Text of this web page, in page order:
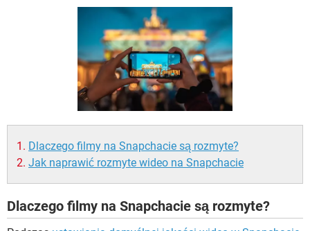
Dlaczego filmy na Snapchacie są rozmyte?
Jak naprawić rozmyte wideo na Snapchacie
Dlaczego filmy na Snapchacie są rozmyte?